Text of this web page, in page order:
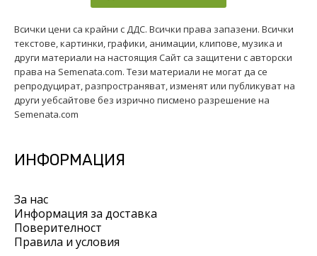
Всички цени са крайни с ДДС. Всички права запазени. Всички
текстове, картинки, графики, анимации, клипове, музика и
други материали на настоящия Сайт са защитени с авторски
права на Semenata.com. Тези материали не могат да се
репродуцират, разпространяват, изменят или публикуват на
други уебсайтове без изрично писмено разрешение на
Semenata.com
ИНФОРМАЦИЯ
За нас
Информация за доставка
Поверителност
Правила и условия